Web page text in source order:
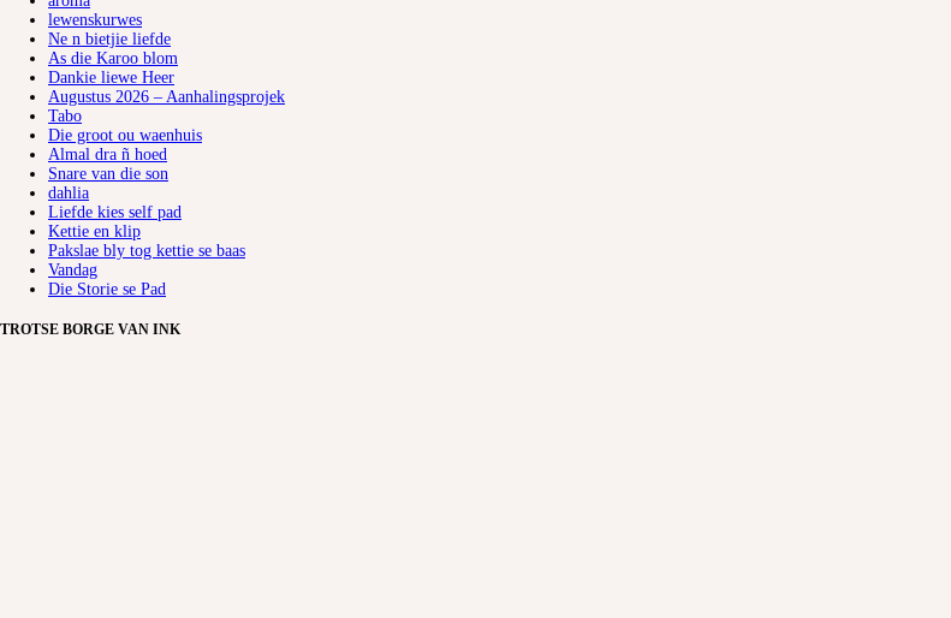
lewenskurwes
Ne n bietjie liefde
As die Karoo blom
Dankie liewe Heer
Augustus 2026 – Aanhalingsprojek
Tabo
Die groot ou waenhuis
Almal dra ñ hoed
Snare van die son
dahlia
Liefde kies self pad
Kettie en klip
Pakslae bly tog kettie se baas
Vandag
Die Storie se Pad
TROTSE BORGE VAN INK